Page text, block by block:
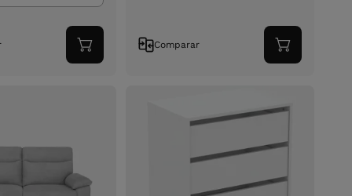
Adicionar
ao
Comparar
Adicionar
ao